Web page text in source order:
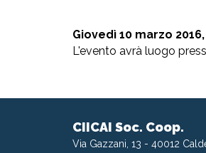
Giovedì 10 marzo 2016,
L'evento avrà luogo
CIICAI Soc. Coop.
Via Gazzani, 13 - 40012